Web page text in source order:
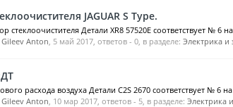
JAGUAR S Type.
стеклоочистителя Детали XR8 57520E соответствует № 6
Gileev Anton, 5 май 2017, ответов - 0, в разделе: Электрика и
расхода воздуха Детали C2S 2670 соответствует № 6
Gileev Anton, 10 мар 2017, ответов - 5, в разделе: Электрика